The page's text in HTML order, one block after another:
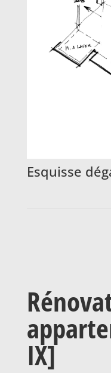
Esquisse
IX]